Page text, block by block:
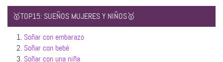
🥇TOP15: SUEÑOS MUJERES Y NIÑOS🥇
1. Soñar con embarazo
2. Soñar con bebé
3. Soñar con una niña